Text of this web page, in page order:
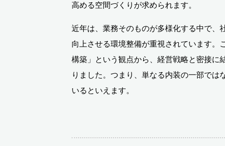
高める空間づくりが求められます。
近年は、業務そのものが多様化する中で、
向上させる環境整備が重視されています。
構築」という観点から、経営戦略と密接に
りました。つまり、単なる内装の一部では
いるといえます。